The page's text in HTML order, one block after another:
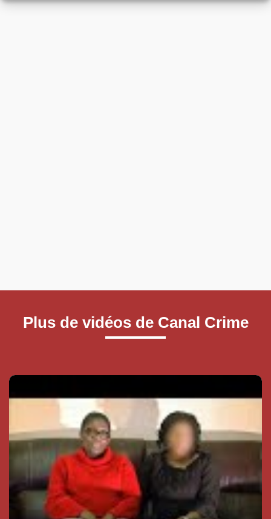
Plus de vidéos de Canal Crime